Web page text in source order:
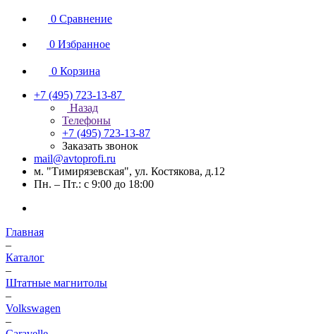
0 Сравнение
0 Избранное
0 Корзина
+7 (495) 723-13-87
Назад
Телефоны
+7 (495) 723-13-87
Заказать звонок
mail@avtoprofi.ru
м. "Тимирязевская", ул. Костякова, д.12
Пн. – Пт.: с 9:00 до 18:00
Главная
–
Каталог
–
Штатные магнитолы
–
Volkswagen
–